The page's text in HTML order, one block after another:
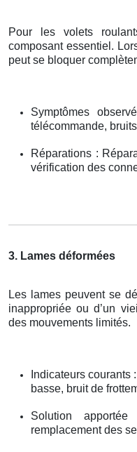
Pour les volets
composant essentiel.
peut se bloquer
Symptômes
télécommande,
Réparations :
vérification des
3. Lames déformées
Les lames peuvent se
inappropriée ou d’un
des mouvements limités.
Indicateurs courants
basse, bruit de
Solution
remplacement des